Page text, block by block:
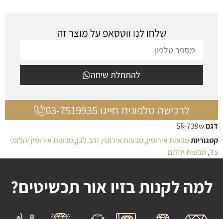
שלחו לנו ווטסאפ על מוצר זה
להתחלת שיחה
לרכישה טלפונית חייגו 03-7519935
דגםSR-739w
קטגוריותטבעות אירוסין, טבעות אירוסין זהב לבן, טבעות אירוסין יהלומי
צד, טבעות יהלום
למה לקנות בזיו אור תכשיטים?